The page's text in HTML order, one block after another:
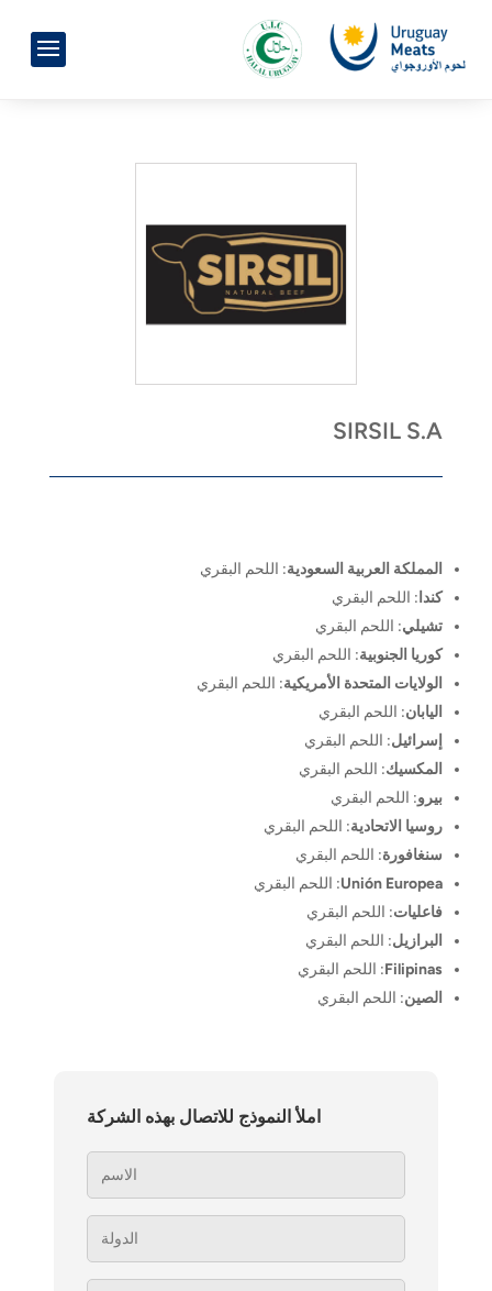
SIRSIL S.A
المملكة العربية السعودية: اللحم البقري
كندا : اللحم البقري
تشيلي: اللحم البقري
كوريا الجنوبية: اللحم البقري
الولايات المتحدة الأمريكية: اللحم البقري
اليابان: اللحم البقري
إسرائيل: اللحم البقري
المكسيك: اللحم البقري
بيرو: اللحم البقري
روسيا الاتحادية: اللحم البقري
سنغافورة: اللحم البقري
Unión Europea: اللحم البقري
فاعليات: اللحم البقري
البرازيل: اللحم البقري
Filipinas: اللحم البقري
الصين: اللحم البقري
املأ النموذج للاتصال بهذه الشركة